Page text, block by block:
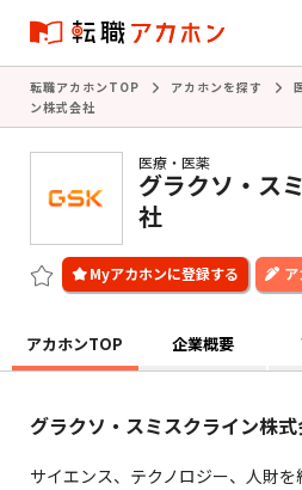
転職アカホンTOP アカホンを探す
ン株式会社
医療・医薬
グラクソ・ス
社
アカホンTOP 企業概要
グラクソ・スミスクライン株
サイエンス、テクノロジー、人財